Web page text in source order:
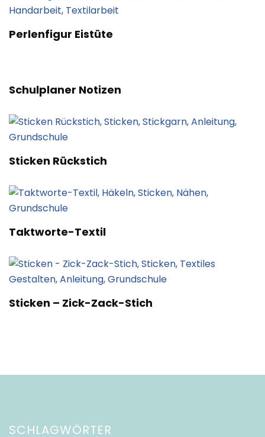
Perlenfigur Eistüte
Schulplaner Notizen
Sticken Rückstich
Taktworte-Textil
Sticken – Zick-Zack-Stich
SCHLAGWÖRTER